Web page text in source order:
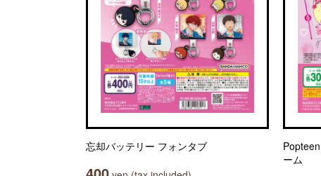
忘却バッテリー フォンタブ
ーム